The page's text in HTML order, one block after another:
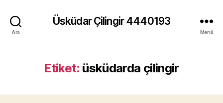
Ara
Üsküdar Çilingir 4440193
Menü
Etiket: üsküdarda çilingir